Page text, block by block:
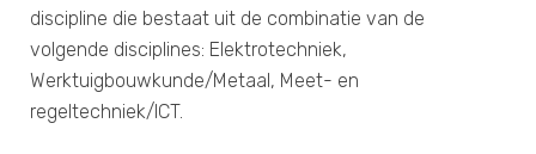
discipline die bestaat uit de combinatie van de
volgende disciplines: Elektrotechniek,
Werktuigbouwkunde/Metaal, Meet- en
regeltechniek/ICT.